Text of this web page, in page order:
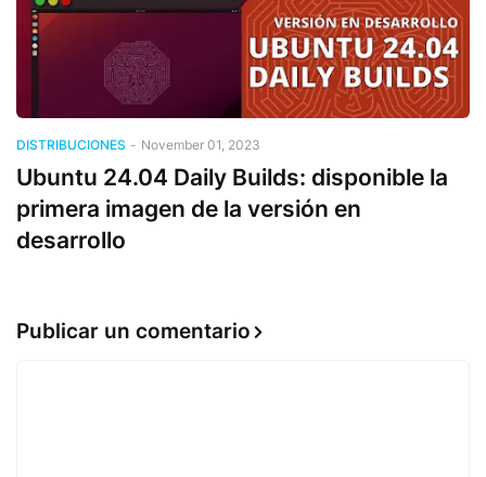
DISTRIBUCIONES - November 01, 2023
Ubuntu 24.04 Daily Builds: disponible la
primera imagen de la versión en
desarrollo
Publicar un comentario